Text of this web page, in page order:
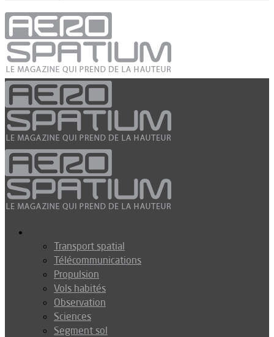
Transport spatial
Télécommunications
Propulsion
Vols habités
Observation
Sciences
Segment sol